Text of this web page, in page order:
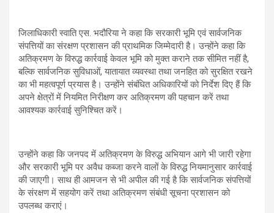
जिलाधिकारी स्वाति एस. भदौरिया ने कहा कि सरकारी भूमि एवं सार्वजनिक
संपत्तियों का संरक्षण प्रशासन की प्राथमिक जिम्मेदारी है। उन्होंने कहा कि
अतिक्रमण के विरुद्ध कार्रवाई केवल भूमि को मुक्त कराने तक सीमित नहीं है,
बल्कि सार्वजनिक सुविधाओं, यातायात व्यवस्था तथा जनहित को सुरक्षित रखने
का भी महत्वपूर्ण प्रयास है। उन्होंने संबंधित अधिकारियों को निर्देश दिए हैं कि
अपने क्षेत्रों में नियमित निरीक्षण कर अतिक्रमण की पहचान करें तथा
आवश्यक कार्रवाई सुनिश्चित करें।
उन्होंने कहा कि जनपद में अतिक्रमण के विरुद्ध अभियान आगे भी जारी रहेगा
और सरकारी भूमि पर अवैध कब्जा करने वालों के विरुद्ध नियमानुसार कार्रवाई
की जाएगी। साथ ही आमजन से भी अपील की गई है कि सार्वजनिक संपत्तियों
के संरक्षण में सहयोग करें तथा अतिक्रमण संबंधी सूचना प्रशासन को
उपलब्ध कराएं।